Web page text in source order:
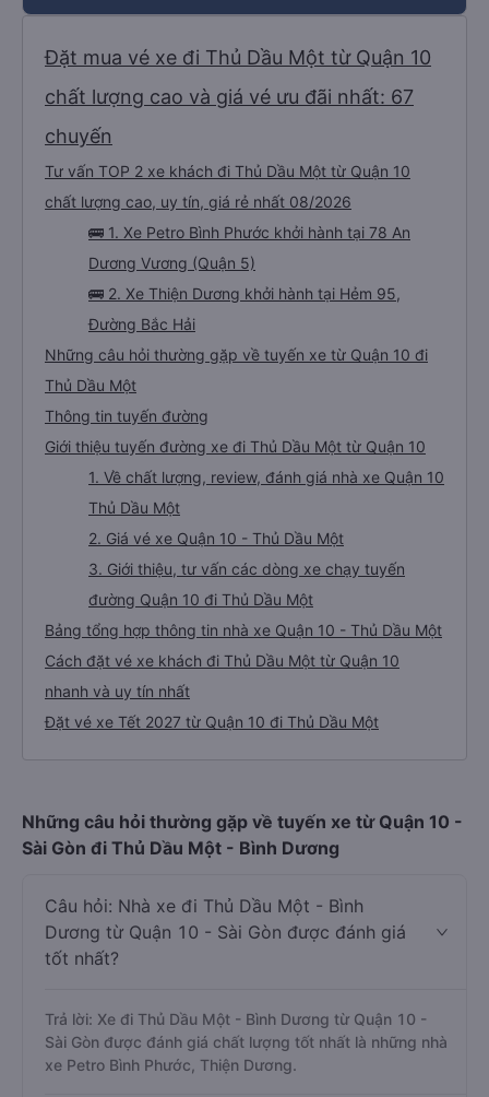
Đặt mua vé xe đi Thủ Dầu Một từ Quận 10
chất lượng cao và giá vé ưu đãi nhất: 67
chuyến
Tư vấn TOP 2 xe khách đi Thủ Dầu Một từ Quận 10
chất lượng cao, uy tín, giá rẻ nhất 08/2026
🚌 1. Xe Petro Bình Phước khởi hành tại 78 An
Dương Vương (Quận 5)
🚌 2. Xe Thiện Dương khởi hành tại Hẻm 95,
Đường Bắc Hải
Những câu hỏi thường gặp về tuyến xe từ Quận 10 đi
Thủ Dầu Một
Thông tin tuyến đường
Giới thiệu tuyến đường xe đi Thủ Dầu Một từ Quận 10
1. Về chất lượng, review, đánh giá nhà xe Quận 10
Thủ Dầu Một
2. Giá vé xe Quận 10 - Thủ Dầu Một
3. Giới thiệu, tư vấn các dòng xe chạy tuyến
đường Quận 10 đi Thủ Dầu Một
Bảng tổng hợp thông tin nhà xe Quận 10 - Thủ Dầu Một
Cách đặt vé xe khách đi Thủ Dầu Một từ Quận 10
nhanh và uy tín nhất
Đặt vé xe Tết 2027 từ Quận 10 đi Thủ Dầu Một
Những câu hỏi thường gặp về tuyến xe từ Quận 10 -
Sài Gòn đi Thủ Dầu Một - Bình Dương
Câu hỏi: Nhà xe đi Thủ Dầu Một - Bình
Dương từ Quận 10 - Sài Gòn được đánh giá
tốt nhất?
Trả lời: Xe đi Thủ Dầu Một - Bình Dương từ Quận 10 -
Sài Gòn được đánh giá chất lượng tốt nhất là những nhà
xe Petro Bình Phước, Thiện Dương.